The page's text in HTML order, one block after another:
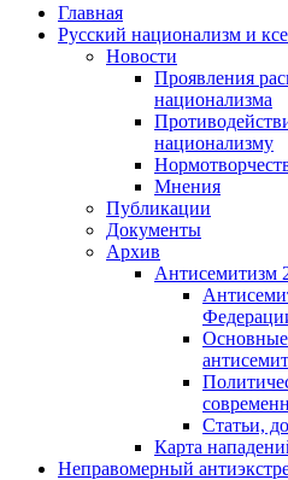
Главная
Русский национализм и
Новости
Проявления
национализма
национализму
Мнения
Публикации
Документы
Архив
Антисемитизм
Основные
Статьи,
Карта
Неправомерный